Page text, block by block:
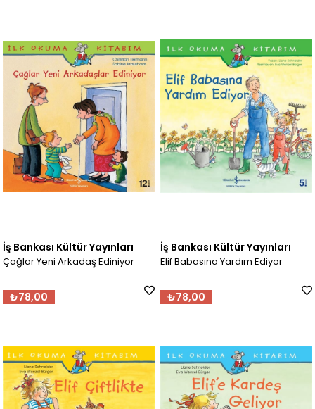
İş Bankası Kültür Yayınları
Çağlar Yeni Arkadaş Ediniyor
₺78,00
İş Bankası Kültür Yayınları
Elif Babasına Yardım Ediyor
₺78,00